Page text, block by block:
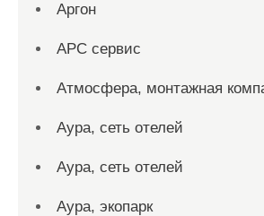
Аргон
АРС сервис
Атмосфера, монтажная
Аура, сеть отелей
Аура, сеть отелей
Аура, экопарк